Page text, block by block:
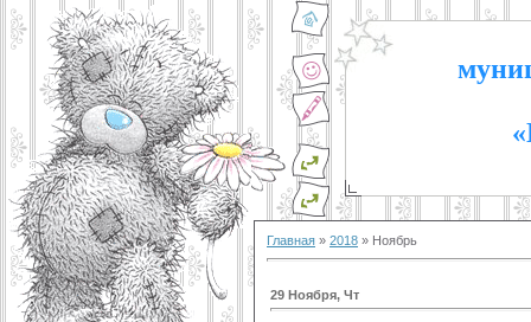
Главная » 2018 » Ноябрь
29 Ноября, Чт